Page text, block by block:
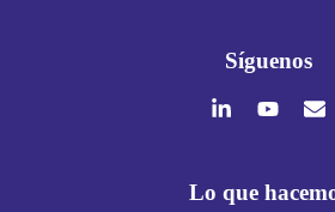
Síguenos
Lo que